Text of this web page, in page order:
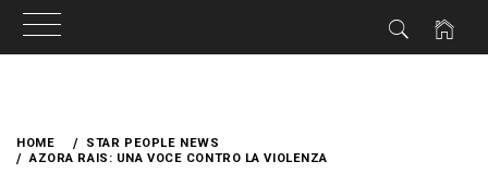
content
HOME
STAR PEOPLE NEWS
AZORA RAIS: UNA VOCE CONTRO LA VIOLENZA